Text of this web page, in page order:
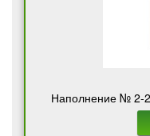
Наполнение № 2-2